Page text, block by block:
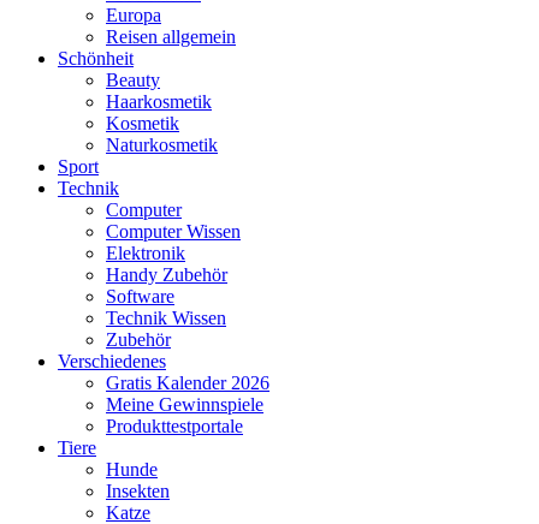
Europa
Reisen allgemein
Schönheit
Beauty
Haarkosmetik
Kosmetik
Naturkosmetik
Sport
Technik
Computer
Computer Wissen
Elektronik
Handy Zubehör
Software
Technik Wissen
Zubehör
Verschiedenes
Gratis Kalender 2026
Meine Gewinnspiele
Produkttestportale
Tiere
Hunde
Insekten
Katze